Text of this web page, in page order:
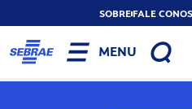
SOBREFALE
MENU